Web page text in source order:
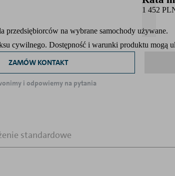
1 452
przedsiębiorców na wybrane samochody używane.
cywilnego. Dostępność i warunki produktu mogą
ZAMÓW KONTAKT
i odpowiemy na pytania
standardowe